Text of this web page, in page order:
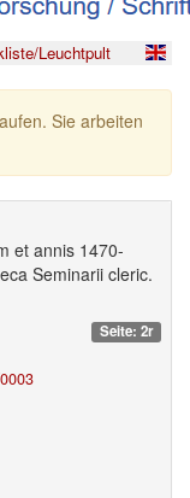
Leuchtpult
Sie arbeiten
et annis 1470-
Seminarii cleric.
Seite: 2r